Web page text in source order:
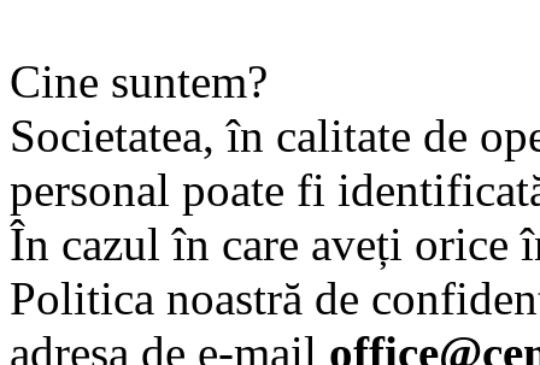
Cine suntem?
Societatea, în calitate de
personal poate fi
În cazul în care aveți orice
Politica noastră de
adresa de e-mail